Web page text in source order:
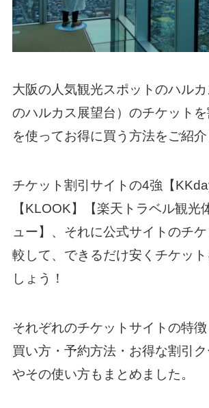
大阪の人気観光スポットのハル
のハルカス展望台）のチケット
を使ってお得に買う方法をご紹介
チケット割引サイトの4強【
【KLOOK】【楽天トラベル観光
ュー】、それに公式サイトのチ
較して、できるだけ安くチケッ
しょう！
それぞれのチケットサイトの特
買い方・予約方法・お得な割引
やその使い方もまとめました。